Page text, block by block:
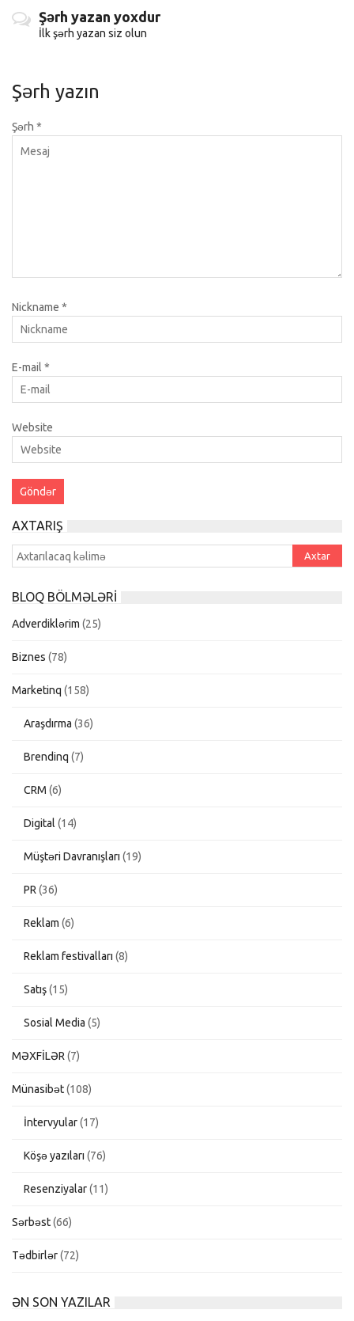
Şərh yazan yoxdur
İlk şərh yazan siz olun
Şərh yazın
Şərh *
Nickname *
E-mail *
Website
AXTARIŞ
BLOQ BÖLMƏLƏRI
Adverdiklərim (25)
Biznes (78)
Marketinq (158)
Araşdırma (36)
Brendinq (7)
CRM (6)
Digital (14)
Müştəri Davranışları (19)
PR(36)
Reklam (6)
Reklam festivalları (8)
Satış(15)
Sosial Media (5)
MƏXFİLƏR(7)
Münasibət(108)
İntervyular(17)
Köşə yazıları (76)
Resenziyalar(11)
Sərbəst(66)
Tədbirlər(72)
ƏN SON YAZILAR